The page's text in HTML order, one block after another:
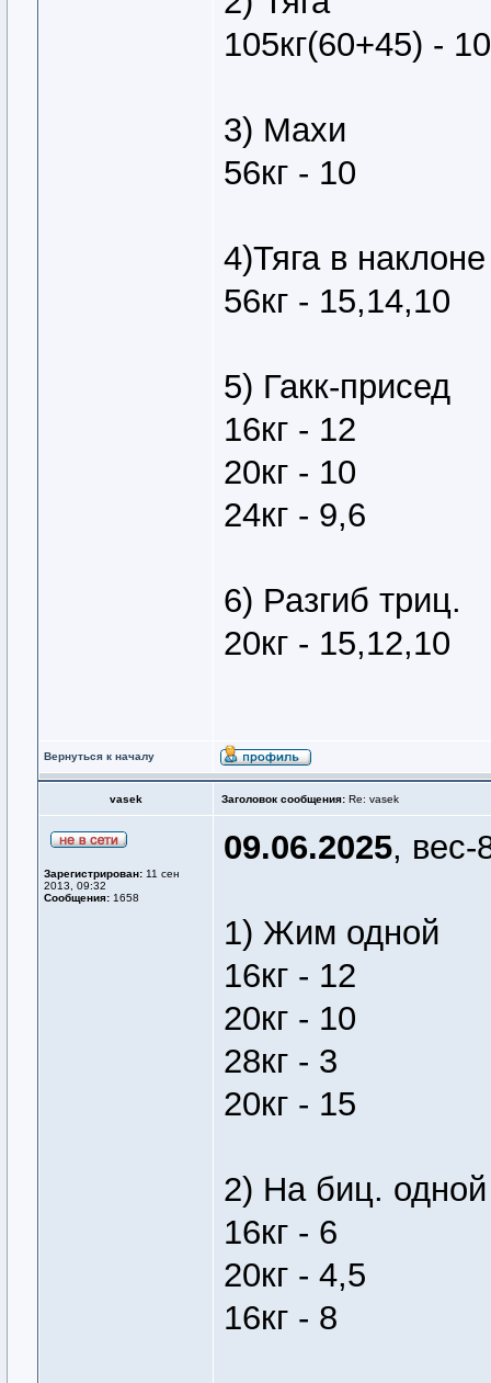
105кг(60+45) -
3) Махи
56кг - 10
4)Тяга в наклоне
56кг - 15,14,10
5) Гакк-присед
16кг - 12
20кг - 10
24кг - 9,6
6) Разгиб триц.
20кг - 15,12,10
Вернуться к началу
vasek Заголовок сообщения: Re: vasek
Зарегистрирован: 11 сен
2013, 09:32
Сообщения: 1658
09.06.2025, вес-
1) Жим одной
16кг - 12
20кг - 10
28кг - 3
20кг - 15
2) На биц. одной
16кг - 6
20кг - 4,5
16кг - 8